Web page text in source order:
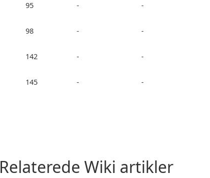
95 - -
98 - -
142 - -
145 - -
Relaterede Wiki artikler